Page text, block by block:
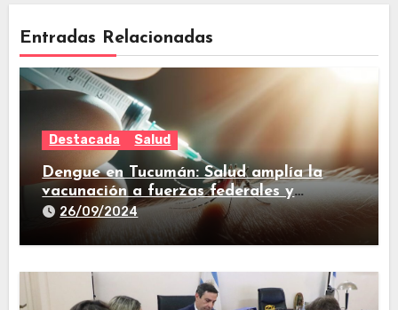
Entradas Relacionadas
Destacada Salud
Dengue en Tucumán: Salud amplía la
vacunación a fuerzas federales y
trabajadores de prensa
26/09/2024